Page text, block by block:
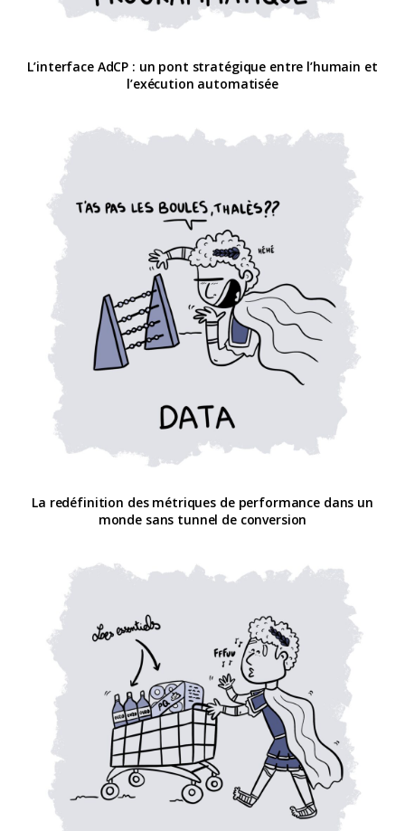
L’interface AdCP : un pont stratégique entre l’humain et
l’exécution automatisée
La redéfinition des métriques de performance dans un
monde sans tunnel de conversion